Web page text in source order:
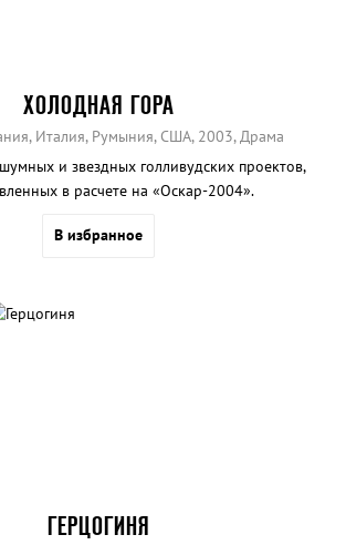
ХОЛОДНАЯ ГОРА
Италия, Румыния, США, 2003, Драма
и звездных голливудских проектов,
в расчете на «Оскар-2004».
В избранное
ГЕРЦОГИНЯ